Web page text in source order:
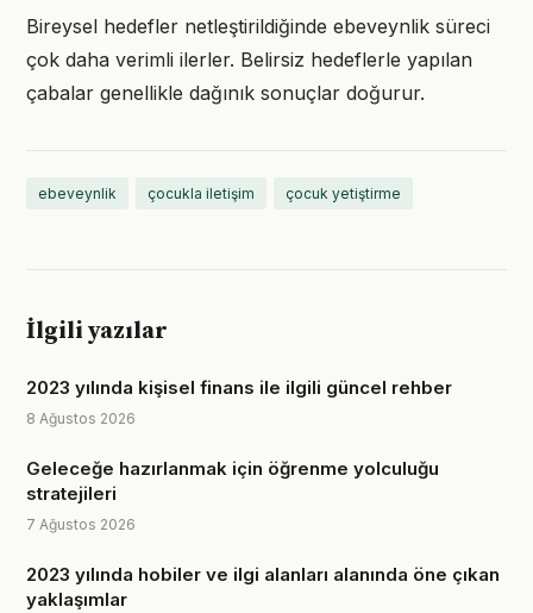
Bireysel hedefler netleştirildiğinde ebeveynlik süreci
çok daha verimli ilerler. Belirsiz hedeflerle yapılan
çabalar genellikle dağınık sonuçlar doğurur.
ebeveynlik çocukla iletişim çocuk yetiştirme
İlgili yazılar
2023 yılında kişisel finans ile ilgili güncel rehber
8 Ağustos 2026
Geleceğe hazırlanmak için öğrenme yolculuğu
stratejileri
7 Ağustos 2026
2023 yılında hobiler ve ilgi alanları alanında öne çıkan
yaklaşımlar